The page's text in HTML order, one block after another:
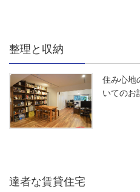
整理と収納
住み心地
いてのお
達者な賃貸住宅